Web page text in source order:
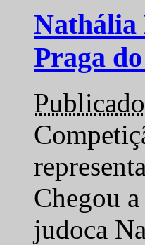
Nathália
Praga
Chegou
judoca